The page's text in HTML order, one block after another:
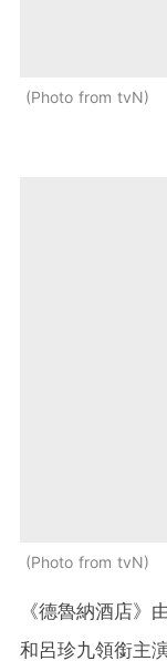
Photo from tvN
Photo from tvN
《德魯納酒店》
和呂珍九領銜主